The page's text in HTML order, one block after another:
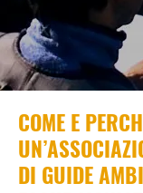
COME E
DI GUIDE